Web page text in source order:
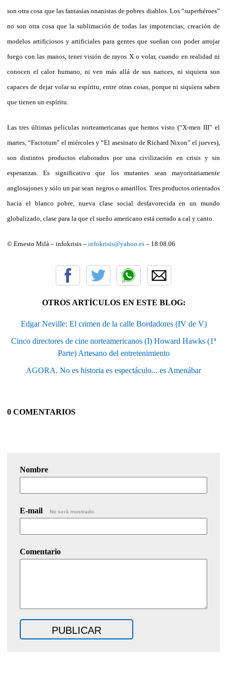
son otra cosa que las fantasías onanistas de pobres diablos. Los “superhéroes”
no son otra cosa que la sublimación de todas las impotencias; creación de
modelos artificiosos y artificiales para gentes que sueñan con poder arrojar
fuego con las manos, tener visión de rayos X o volar, cuando en realidad ni
conocen el calor humano, ni ven más allá de sus narices, ni siquiera son
capaces de dejar volar su espíritu, entre otras cosas, porque ni siquiera saben
que tienen un espíritu.
Las tres últimas películas norteamericanas que hemos visto (“X-men III” el
martes, “Factotum” el miércoles y “El asesinato de Richard Nixon” el jueves),
son distintos productos elaborados por una civilización en crisis y sin
esperanzas. Es significativo que los mutantes sean mayoritariamente
anglosajones y sólo un par sean negros o amarillos. Tres productos orientados
hacia el blanco pobre, nueva clase social desfavorecida en un mundo
globalizado, clase para la que el sueño americano está cerrado a cal y canto.
© Ernesto Milà – infokrisis – infokrisis@yahoo.es – 18.08.06
OTROS ARTÍCULOS EN ESTE BLOG:
Edgar Neville: El crimen de la calle Bordadores (IV de V)
Cinco directores de cine norteamericanos (I) Howard Hawks (1ª
Parte) Artesano del entretenimiento
AGORA. No es historia es espectáculo... es Amenábar
0 COMENTARIOS
Nombre
E-mail No será mostrado.
Comentario